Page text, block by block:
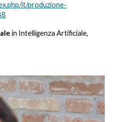
it/produzione-
in Intelligenza Artificiale,